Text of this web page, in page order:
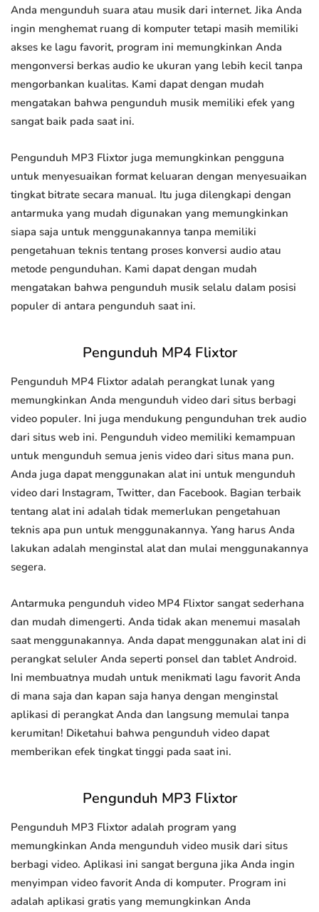
Anda mengunduh suara atau musik dari internet. Jika Anda
ingin menghemat ruang di komputer tetapi masih memiliki
akses ke lagu favorit, program ini memungkinkan Anda
mengonversi berkas audio ke ukuran yang lebih kecil tanpa
mengorbankan kualitas. Kami dapat dengan mudah
mengatakan bahwa pengunduh musik memiliki efek yang
sangat baik pada saat ini.
Pengunduh MP3 Flixtor juga memungkinkan pengguna
untuk menyesuaikan format keluaran dengan menyesuaikan
tingkat bitrate secara manual. Itu juga dilengkapi dengan
antarmuka yang mudah digunakan yang memungkinkan
siapa saja untuk menggunakannya tanpa memiliki
pengetahuan teknis tentang proses konversi audio atau
metode pengunduhan. Kami dapat dengan mudah
mengatakan bahwa pengunduh musik selalu dalam posisi
populer di antara pengunduh saat ini.
Pengunduh MP4 Flixtor
Pengunduh MP4 Flixtor adalah perangkat lunak yang
memungkinkan Anda mengunduh video dari situs berbagi
video populer. Ini juga mendukung pengunduhan trek audio
dari situs web ini. Pengunduh video memiliki kemampuan
untuk mengunduh semua jenis video dari situs mana pun.
Anda juga dapat menggunakan alat ini untuk mengunduh
video dari Instagram, Twitter, dan Facebook. Bagian terbaik
tentang alat ini adalah tidak memerlukan pengetahuan
teknis apa pun untuk menggunakannya. Yang harus Anda
lakukan adalah menginstal alat dan mulai menggunakannya
segera.
Antarmuka pengunduh video MP4 Flixtor sangat sederhana
dan mudah dimengerti. Anda tidak akan menemui masalah
saat menggunakannya. Anda dapat menggunakan alat ini di
perangkat seluler Anda seperti ponsel dan tablet Android.
Ini membuatnya mudah untuk menikmati lagu favorit Anda
di mana saja dan kapan saja hanya dengan menginstal
aplikasi di perangkat Anda dan langsung memulai tanpa
kerumitan! Diketahui bahwa pengunduh video dapat
memberikan efek tingkat tinggi pada saat ini.
Pengunduh MP3 Flixtor
Pengunduh MP3 Flixtor adalah program yang
memungkinkan Anda mengunduh video musik dari situs
berbagi video. Aplikasi ini sangat berguna jika Anda ingin
menyimpan video favorit Anda di komputer. Program ini
adalah aplikasi gratis yang memungkinkan Anda